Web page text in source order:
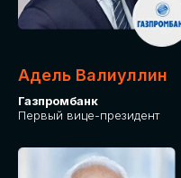
Адель Валиуллин
Газпромбанк
Первый вице-президент